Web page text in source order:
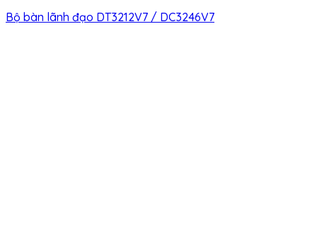
Bộ bàn lãnh đạo DT3212V7 / DC3246V7